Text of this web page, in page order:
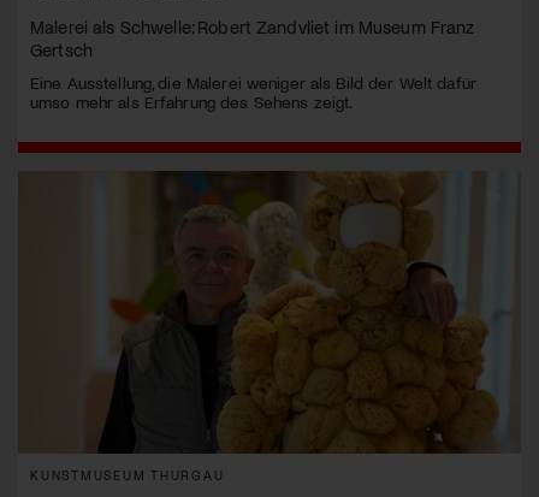
Malerei als Schwelle: Robert Zandvliet im Museum Franz
Gertsch
Eine Ausstellung, die Malerei weniger als Bild der Welt dafür
umso mehr als Erfahrung des Sehens zeigt.
KUNSTMUSEUM THURGAU